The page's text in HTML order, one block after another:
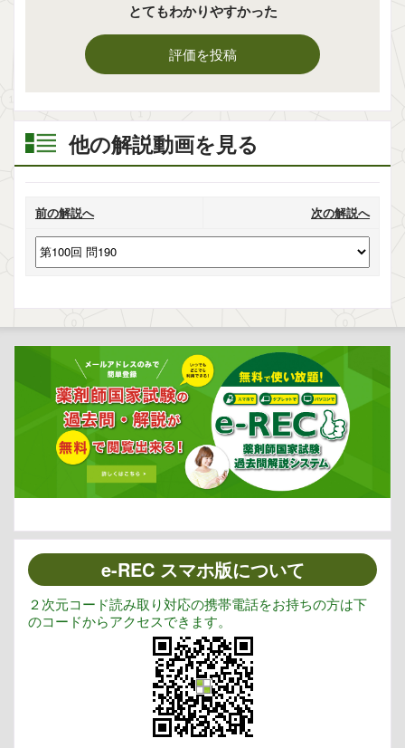
とてもわかりやすかった
評価を投稿
他の解説動画を見る
前の解説へ 次の解説へ
e-REC スマホ版について
２次元コード読み取り対応の携帯電話をお持ちの方は下
のコードからアクセスできます。